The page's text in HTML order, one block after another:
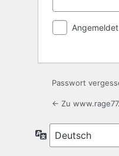
Passwort
← Zu
Sprache